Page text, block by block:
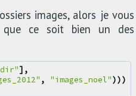
images, alors je vous
que ce soit bien un des
],
, "images_noel")))